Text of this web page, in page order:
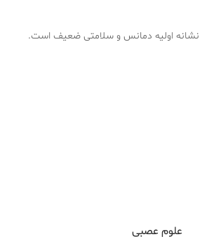
اولیه دمانس و سلامتی ضعیف است.
علوم عصبی